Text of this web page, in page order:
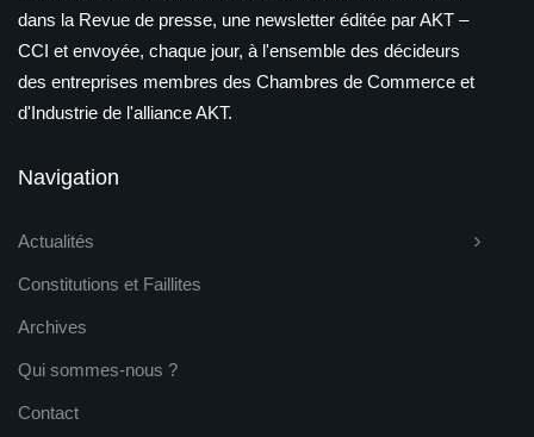
dans la Revue de presse, une newsletter éditée par AKT –
CCI et envoyée, chaque jour, à l'ensemble des décideurs
des entreprises membres des Chambres de Commerce et
d'Industrie de l'alliance AKT.
Navigation
Actualités
Constitutions et Faillites
Archives
Qui sommes-nous ?
Contact